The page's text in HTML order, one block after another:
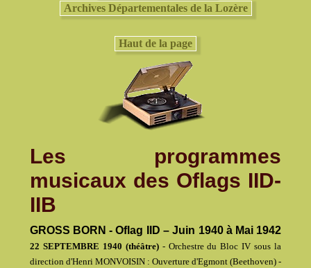
Archives Départementales de la Lozère
Haut de la page
Les programmes
musicaux des Oflags IID-
IIB
GROSS BORN - Oflag IID – Juin 1940 à Mai 1942
22 SEPTEMBRE 1940 (théâtre) - Orchestre du Bloc IV sous la
direction d'Henri MONVOISIN : Ouverture d'Egmont (Beethoven) -